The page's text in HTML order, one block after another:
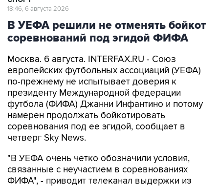
18:46, 6 августа 2026
В УЕФА решили не отменять бойкот
соревнований под эгидой ФИФА
Москва. 6 августа. INTERFAX.RU - Союз
европейских футбольных ассоциаций (УЕФА)
по-прежнему не испытывает доверия к
президенту Международной федерации
футбола (ФИФА) Джанни Инфантино и потому
намерен продолжать бойкотировать
соревнования под ее эгидой, сообщает в
четверг Sky News.
"В УЕФА очень четко обозначили условия,
связанные с неучастием в соревнованиях
ФИФА", - приводит телеканал выдержки из